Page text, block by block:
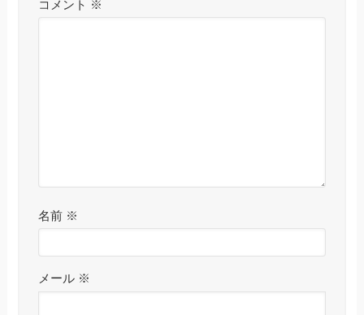
コメント ※
名前 ※
メール ※